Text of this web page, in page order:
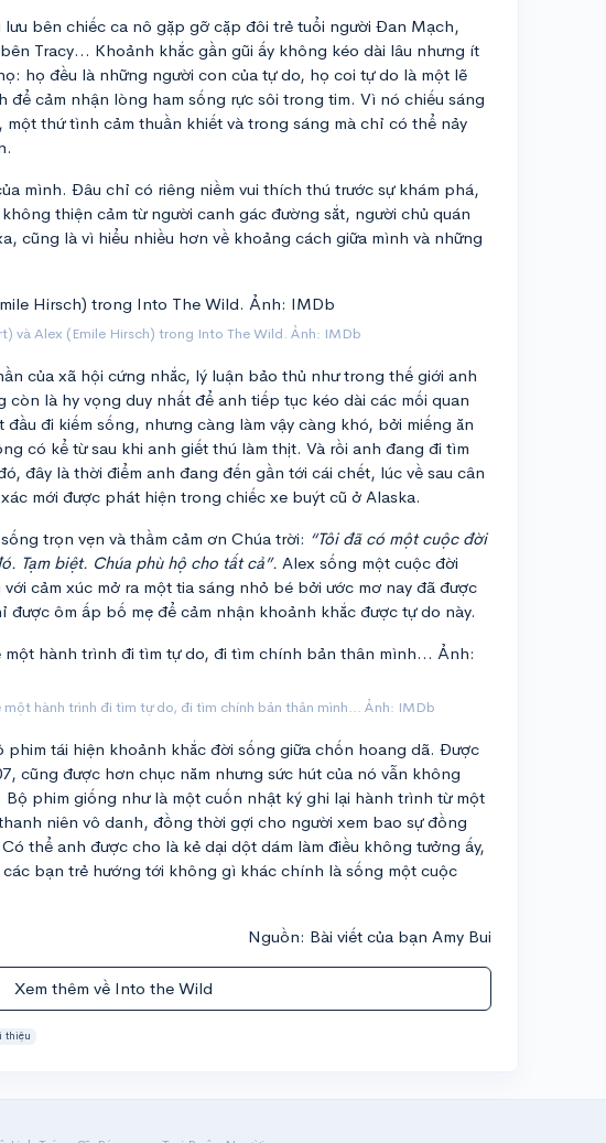
bên chiếc ca nô gặp gỡ cặp đôi trẻ tuổi người Đan Mạch,
Tracy… Khoảnh khắc gần gũi ấy không kéo dài lâu nhưng ít
họ đều là những người con của tự do, họ coi tự do là một lẽ
để cảm nhận lòng ham sống rực sôi trong tim. Vì nó chiếu sáng
thứ tình cảm thuần khiết và trong sáng mà chỉ có thể nảy
mình. Đâu chỉ có riêng niềm vui thích thú trước sự khám phá,
thiện cảm từ người canh gác đường sắt, người chủ quán
cũng là vì hiểu nhiều hơn về khoảng cách giữa mình và những
và Alex (Emile Hirsch) trong Into The Wild. Ảnh: IMDb
của xã hội cứng nhắc, lý luận bảo thủ như trong thế giới anh
là hy vọng duy nhất để anh tiếp tục kéo dài các mối quan
đi kiếm sống, nhưng càng làm vậy càng khó, bởi miếng ăn
có kể từ sau khi anh giết thú làm thịt. Và rồi anh đang đi tìm
đây là thời điểm anh đang đến gần tới cái chết, lúc về sau cân
mới được phát hiện trong chiếc xe buýt cũ ở Alaska.
trọn vẹn và thầm cảm ơn Chúa trời: “Tôi đã có một cuộc đời
Tạm biệt. Chúa phù hộ cho tất cả”. Alex sống một cuộc đời
cảm xúc mở ra một tia sáng nhỏ bé bởi ước mơ nay đã được
được ôm ấp bố mẹ để cảm nhận khoảnh khắc được tự do này.
hành trình đi tìm tự do, đi tìm chính bản thân mình... Ảnh: IMDb
phim tái hiện khoảnh khắc đời sống giữa chốn hoang dã. Được
cũng được hơn chục năm nhưng sức hút của nó vẫn không
phim giống như là một cuốn nhật ký ghi lại hành trình từ một
niên vô danh, đồng thời gợi cho người xem bao sự đồng
thể anh được cho là kẻ dại dột dám làm điều không tưởng ấy,
bạn trẻ hướng tới không gì khác chính là sống một cuộc
Nguồn: Bài viết của bạn Amy Bui
Xem thêm về Into the Wild
thiệu